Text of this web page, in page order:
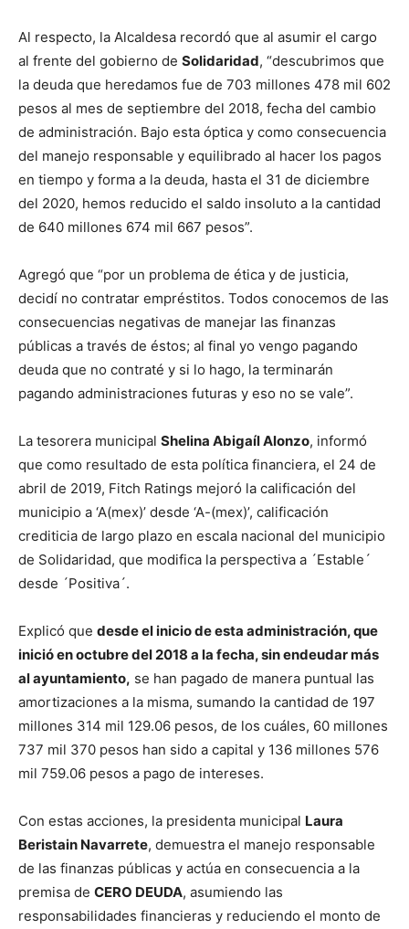
Al respecto, la Alcaldesa recordó que al asumir el cargo
al frente del gobierno de Solidaridad, “descubrimos que
la deuda que heredamos fue de 703 millones 478 mil 602
pesos al mes de septiembre del 2018, fecha del cambio
de administración. Bajo esta óptica y como consecuencia
del manejo responsable y equilibrado al hacer los pagos
en tiempo y forma a la deuda, hasta el 31 de diciembre
del 2020, hemos reducido el saldo insoluto a la cantidad
de 640 millones 674 mil 667 pesos”.
Agregó que “por un problema de ética y de justicia,
decidí no contratar empréstitos. Todos conocemos de las
consecuencias negativas de manejar las finanzas
públicas a través de éstos; al final yo vengo pagando
deuda que no contraté y si lo hago, la terminarán
pagando administraciones futuras y eso no se vale”.
La tesorera municipal Shelina Abigaíl Alonzo, informó
que como resultado de esta política financiera, el 24 de
abril de 2019, Fitch Ratings mejoró la calificación del
municipio a ‘A(mex)’ desde ‘A-(mex)’, calificación
crediticia de largo plazo en escala nacional del municipio
de Solidaridad, que modifica la perspectiva a ´Estable´
desde ´Positiva´.
Explicó que desde el inicio de esta administración, que
inició en octubre del 2018 a la fecha, sin endeudar más
al ayuntamiento, se han pagado de manera puntual las
amortizaciones a la misma, sumando la cantidad de 197
millones 314 mil 129.06 pesos, de los cuáles, 60 millones
737 mil 370 pesos han sido a capital y 136 millones 576
mil 759.06 pesos a pago de intereses.
Con estas acciones, la presidenta municipal Laura
Beristain Navarrete, demuestra el manejo responsable
de las finanzas públicas y actúa en consecuencia a la
premisa de CERO DEUDA, asumiendo las
responsabilidades financieras y reduciendo el monto de